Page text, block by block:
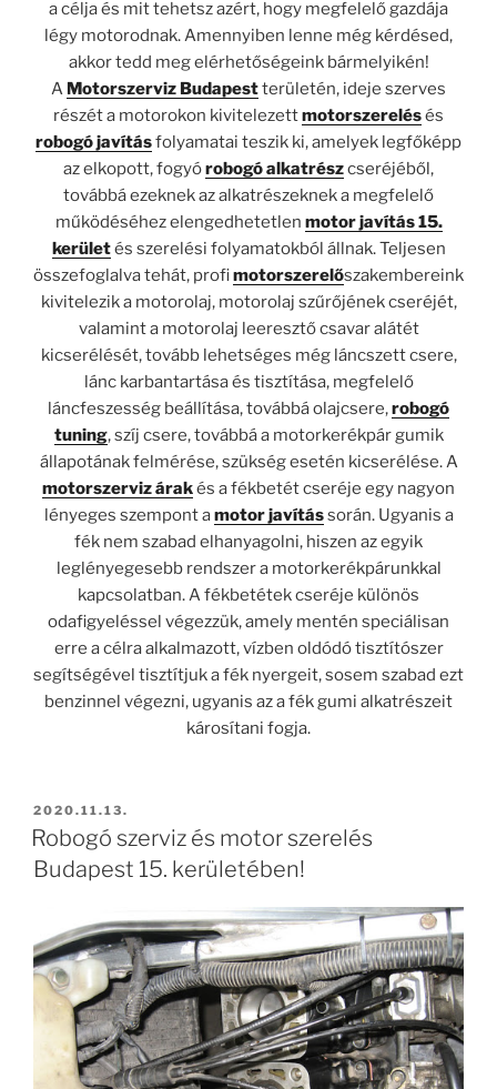
a célja és mit tehetsz azért, hogy megfelelő gazdája
légy motorodnak. Amennyiben lenne még kérdésed,
akkor tedd meg elérhetőségeink bármelyikén!
A Motorszerviz Budapestterületén, ideje szerves
részét a motorokon kivitelezettmotorszerelésés
robogó javításfolyamatai teszik ki, amelyek legfőképp
az elkopott, fogyórobogó alkatrészcseréjéből,
továbbá ezeknek az alkatrészeknek a megfelelő
működéséhez elengedhetetlen motor javítás 15.
kerületés szerelési folyamatokból állnak. Teljesen
összefoglalva tehát, profimotorszerelőszakembereink
kivitelezik a motorolaj, motorolaj szűrőjének cseréjét,
valamint a motorolaj leeresztő csavar alátét
kicserélését, tovább lehetséges még láncszett csere,
lánc karbantartása és tisztítása, megfelelő
láncfeszesség beállítása, továbbá olajcsere,robogó
tuning, szíj csere, továbbá a motorkerékpár gumik
állapotának felmérése, szükség esetén kicserélése. A
motorszerviz árakés a fékbetét cseréje egy nagyon
lényeges szempont amotor javítássorán. Ugyanis a
fék nem szabad elhanyagolni, hiszen az egyik
leglényegesebb rendszer a motorkerékpárunkkal
kapcsolatban. A fékbetétek cseréje különös
odafigyeléssel végezzük, amely mentén speciálisan
erre a célra alkalmazott, vízben oldódó tisztítószer
segítségével tisztítjuk a fék nyergeit, sosem szabad ezt
benzinnel végezni, ugyanis az a fék gumi alkatrészeit
károsítani fogja.
BEKÜLDVE:
2020.11.13.
Robogó szerviz és motor szerelés
Budapest 15. kerületében!